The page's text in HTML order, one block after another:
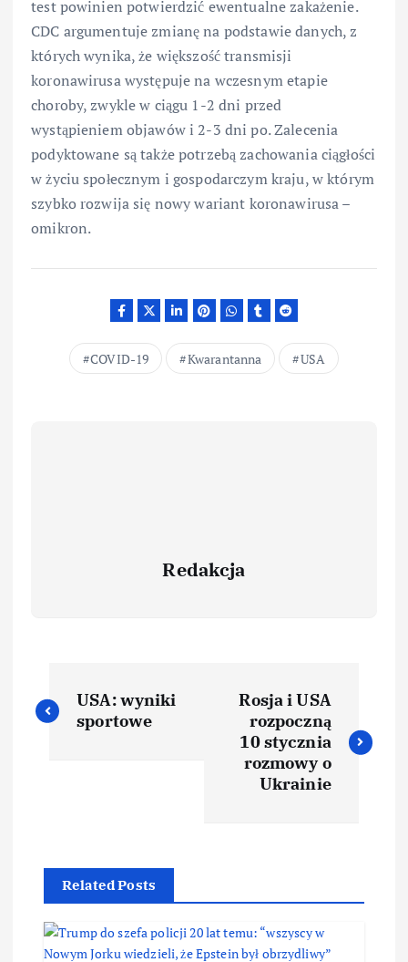
test powinien potwierdzić ewentualne zakażenie.
CDC argumentuje zmianę na podstawie danych, z
których wynika, że większość transmisji
koronawirusa występuje na wczesnym etapie
choroby, zwykle w ciągu 1-2 dni przed
wystąpieniem objawów i 2-3 dni po. Zalecenia
podyktowane są także potrzebą zachowania ciągłości
w życiu społecznym i gospodarczym kraju, w którym
szybko rozwija się nowy wariant koronawirusa –
omikron.
COVID-19 Kwarantanna USA
Redakcja
USA: wyniki
sportowe
Rosja i USA
rozpoczną
10 stycznia
rozmowy o
Ukrainie
Related Posts